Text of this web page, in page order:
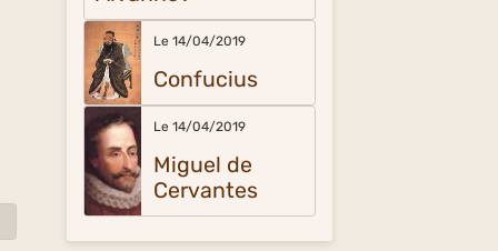
Le 14/04/2019
Confucius
Le 14/04/2019
Miguel de
Cervantes